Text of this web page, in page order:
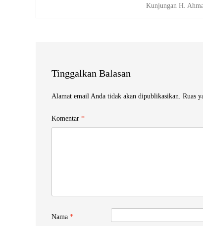
Kunjungan H.
Tinggalkan Balasan
Alamat email Anda tidak akan dipublikasikan. Ruas
Komentar *
Nama *